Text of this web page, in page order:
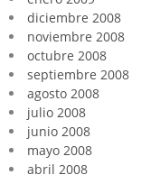
diciembre 2008
noviembre 2008
octubre 2008
septiembre 2008
agosto 2008
julio 2008
junio 2008
mayo 2008
abril 2008